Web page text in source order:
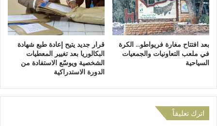
ي
ن
ة
ب
ا
ل
ن
ا
ن
ح
م
ة
2
"
ر
غ
ج
ا
ه
بعد افتتاح مغارة فريواطو… الكرة
في ملعب التعاونيات والجمعيات
السياحية
قرار جديد يتيح إعادة طبع شهادة
البكالوريا بعد تغيير المعطيات
الشخصية ويوسّع الاستفادة من
الدورة الاستدراكية
اترك تعليقاً